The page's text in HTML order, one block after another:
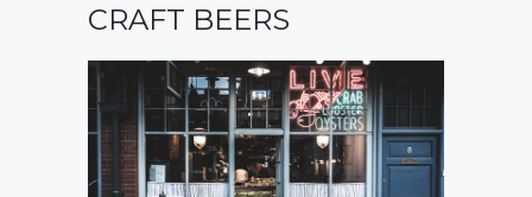
CRAFT BEERS